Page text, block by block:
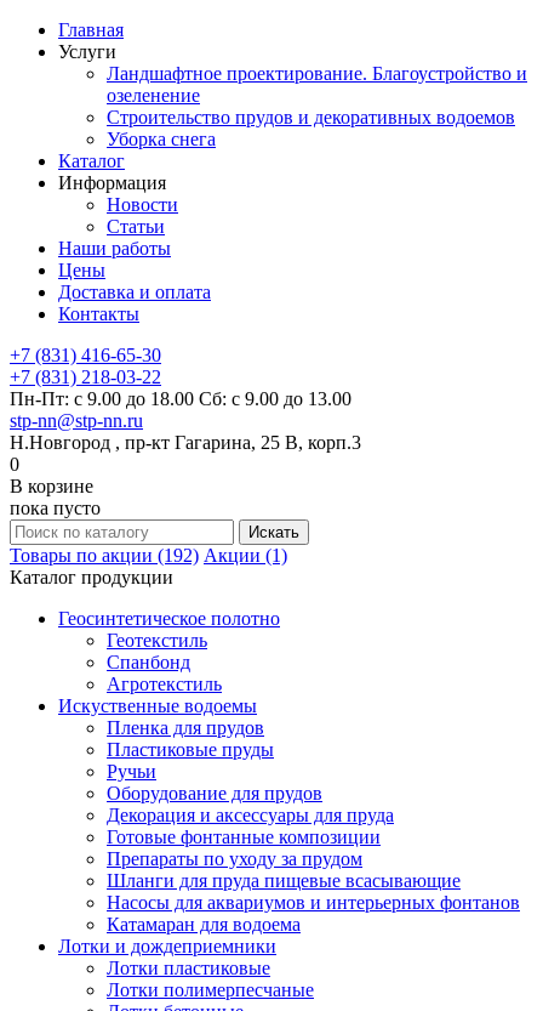
Главная
Услуги
Ландшафтное проектирование. Благоустройство и
озеленение
Строительство прудов и декоративных водоемов
Уборка снега
Каталог
Информация
Новости
Статьи
Наши работы
Цены
Доставка и оплата
Контакты
+7 (831) 416-65-30
+7 (831) 218-03-22
Пн-Пт: с 9.00 до 18.00 Сб: с 9.00 до 13.00
stp-nn@stp-nn.ru
Н.Новгород , пр-кт Гагарина, 25 В, корп.3
0
В корзине
пока пусто
Товары по акции (192) Акции (1)
Каталог продукции
Геосинтетическое полотно
Геотекстиль
Спанбонд
Агротекстиль
Искуственные водоемы
Пленка для прудов
Пластиковые пруды
Ручьи
Оборудование для прудов
Декорация и аксессуары для пруда
Готовые фонтанные композиции
Препараты по уходу за прудом
Шланги для пруда пищевые всасывающие
Насосы для аквариумов и интерьерных фонтанов
Катамаран для водоема
Лотки и дождеприемники
Лотки пластиковые
Лотки полимерпесчаные